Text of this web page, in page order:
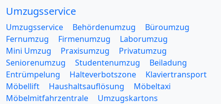
Umzugsservice
Umzugsservice Behördenumzug
Büroumzug
Fernumzug
Firmenumzug
Laborumzug
Mini Umzug
Praxisumzug
Privatumzug
Seniorenumzug
Studentenumzug
Beiladung
Entrümpelung
Halteverbotszone
Klaviertransport
Möbellift
Haushaltsauflösung
Möbeltaxi
Möbelmitfahrzentrale
Umzugskartons